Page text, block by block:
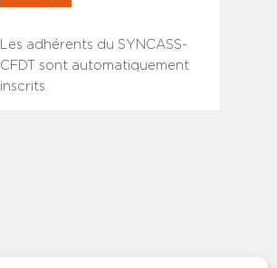
Les adhérents du SYNCASS-
CFDT sont automatiquement
inscrits.